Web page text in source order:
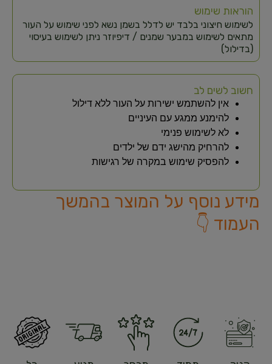
הוראות שימוש
לשימוש חיצוני בלבד יש לדלל בשמן נשא לפני שימוש על העור
מתאים לשימוש במבער שמנים / דיפיוזר ניתן לשימוש בעיסוי
(בדילול)
חשוב לשים לב
אין להשתמש ישירות על העור ללא דילול
להימנע ממגע עם העיניים
לא לשימוש פנימי
להרחיק מהישג ידם של ילדים
להפסיק שימוש במקרה של רגישות
מידע נוסף על המוצר בהמשך
העמוד 👇